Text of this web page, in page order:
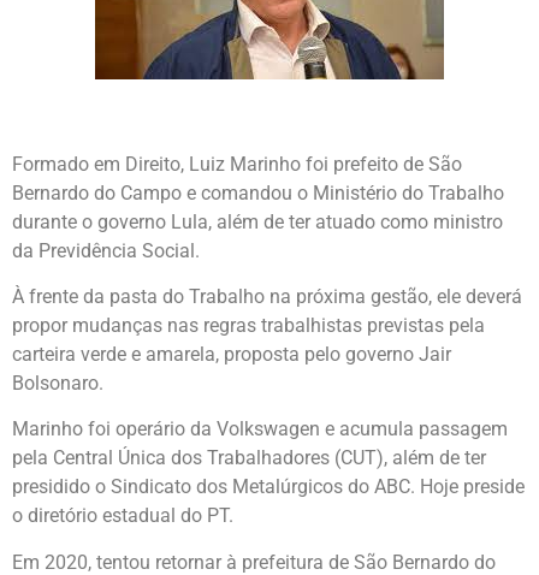
Formado em Direito, Luiz Marinho foi prefeito de São
Bernardo do Campo e comandou o Ministério do Trabalho
durante o governo Lula, além de ter atuado como ministro
da Previdência Social.
À frente da pasta do Trabalho na próxima gestão, ele deverá
propor mudanças nas regras trabalhistas previstas pela
carteira verde e amarela, proposta pelo governo Jair
Bolsonaro.
Marinho foi operário da Volkswagen e acumula passagem
pela Central Única dos Trabalhadores (CUT), além de ter
presidido o Sindicato dos Metalúrgicos do ABC. Hoje preside
o diretório estadual do PT.
Em 2020, tentou retornar à prefeitura de São Bernardo do